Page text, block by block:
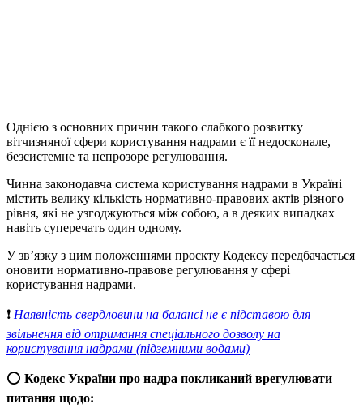
Однією з основних причин такого слабкого розвитку
вітчизняної сфери користування надрами є її недосконале,
безсистемне та непрозоре регулювання.
Чинна законодавча система користування надрами в Україні
містить велику кількість нормативно-правових актів різного
рівня, які не узгоджуються між собою, а в деяких випадках
навіть суперечать один одному.
У зв’язку з цим положеннями проєкту Кодексу передбачається
оновити нормативно-правове регулювання у сфері
користування надрами.
❗ Наявність свердловини на балансі не є підставою для
звільнення від отримання спеціального дозволу на
користування надрами (підземними водами)
⭕ Кодекс України про надра покликаний врегулювати
питання щодо: